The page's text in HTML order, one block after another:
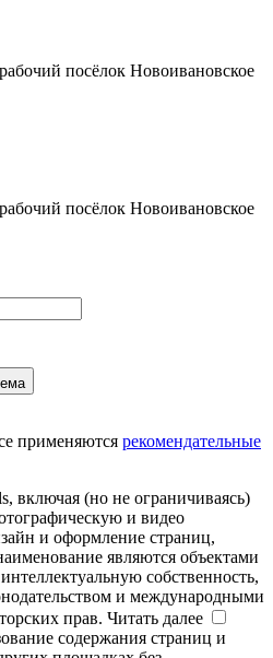
посёлок Новоивановское
посёлок Новоивановское
применяются рекомендательные
включая (но не ограничиваясь)
и видео
и оформление страниц,
являются объектами
собственность,
и международными
прав. Читать далее
содержания страниц и